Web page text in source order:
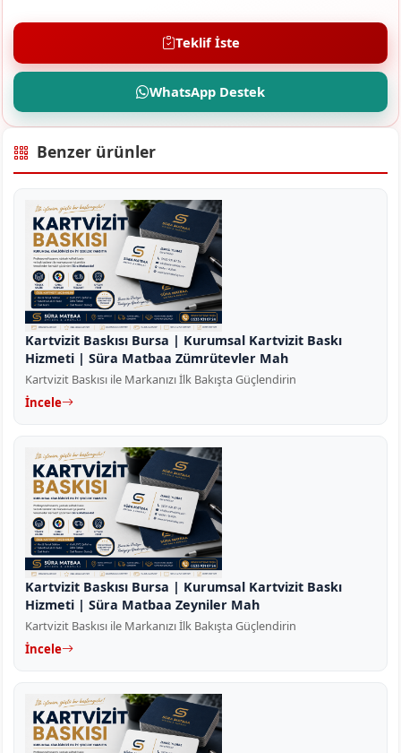
Teklif İste
WhatsApp Destek
Benzer ürünler
Kartvizit Baskısı Bursa | Kurumsal Kartvizit Baskı
Hizmeti | Süra Matbaa Zümrütevler Mah
Kartvizit Baskısı ile Markanızı İlk Bakışta Güçlendirin
İncele
Kartvizit Baskısı Bursa | Kurumsal Kartvizit Baskı
Hizmeti | Süra Matbaa Zeyniler Mah
Kartvizit Baskısı ile Markanızı İlk Bakışta Güçlendirin
İncele